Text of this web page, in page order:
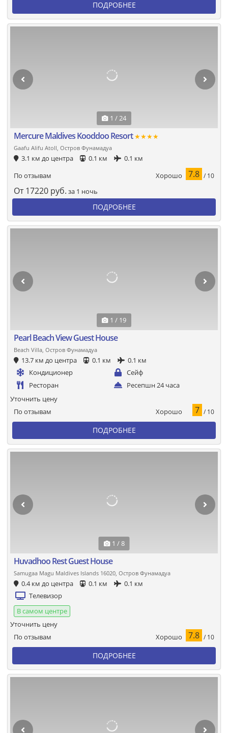
ПОДРОБНЕЕ
1 / 24
Mercure Maldives Kooddoo Resort★★★★
Gaafu Alifu Atoll, Остров Фунамадуа
3.1 км до центра 0.1 км
0.1 км
По отзывам
Хорошо 7.8 / 10
От 17220 руб. за 1 ночь
ПОДРОБНЕЕ
1 / 19
Pearl Beach View Guest House
Beach Villa, Остров Фунамадуа
13.7 км до центра 0.1 км
0.1 км
Кондиционер
Сейф
Ресторан
Ресепшн 24 часа
По отзывам Хорошо 7 / 10
Уточнить цену
ПОДРОБНЕЕ
1 / 8
Huvadhoo Rest Guest House
Samugaa Magu Maldives Islands 16020, Остров Фунамадуа
0.4 км до центра 0.1 км
0.1 км
Телевизор
В самом центре
По отзывам Хорошо 7.8 / 10
Уточнить цену
ПОДРОБНЕЕ